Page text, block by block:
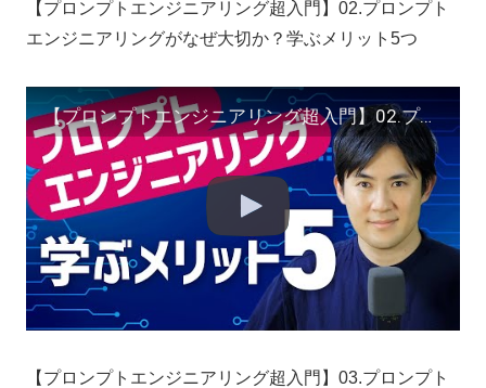
【プロンプトエンジニアリング超入門】02.プロンプト
エンジニアリングがなぜ大切か？学ぶメリット5つ
【プロンプトエンジニアリング超入門】02.プロンプトエンジニアリングがなぜ大切か？学ぶ5つのメリット
【プロンプトエンジニアリング超入門】03.プロンプト